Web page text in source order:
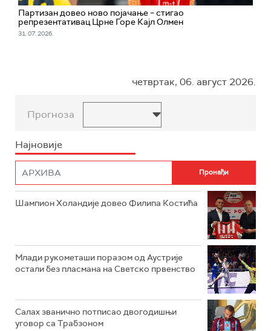
Партизан довео ново појачање – стигао
репрезентативац Црне Горе Кајл Олмен
31. 07. 2026.
четвртак, 06. август 2026.
Прогноза
Најновије
Шампион Холандије довео Филипа Костића
Млади рукометаши поразом од Аустрије
остали без пласмана на Светско првенство
Салах званично потписао двогодишњи
уговор са Трабзоном